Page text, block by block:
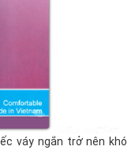
váy ngắn trở nên khó